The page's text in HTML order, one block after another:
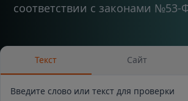
соответствии с законами
Текст Сайт
Введите слово или текст для проверки